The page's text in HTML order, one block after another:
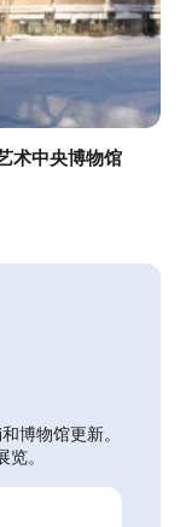
术中央博物馆
博物馆更新。
。